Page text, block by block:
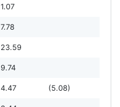
1.07
7.78
23.59
9.74
4.47 (5.08)